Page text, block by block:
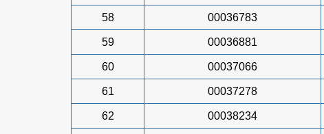
58 00036783
59 00036881
60 00037066
61 00037278
62 00038234